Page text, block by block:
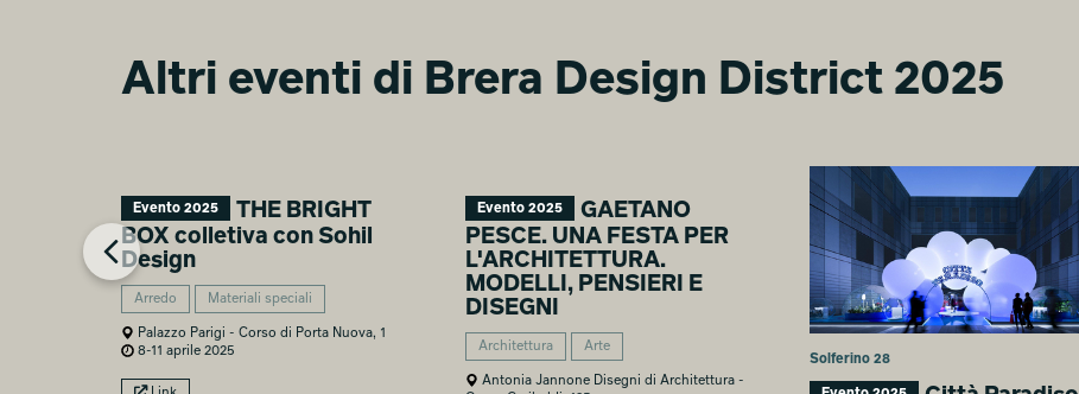
Altri eventi di Brera Design District 2025
Evento 2025
THE BRIGHT
BOX colletiva con Sohil
Design
Arredo Materiali speciali
Palazzo Parigi - Corso di Porta Nuova, 1
8-11 aprile 2025
Evento 2025
GAETANO
PESCE. UNA FESTA PER
L'ARCHITETTURA.
MODELLI, PENSIERI E
DISEGNI
Architettura Arte
Antonia Jannone Disegni di Architettura -
Solferino 28